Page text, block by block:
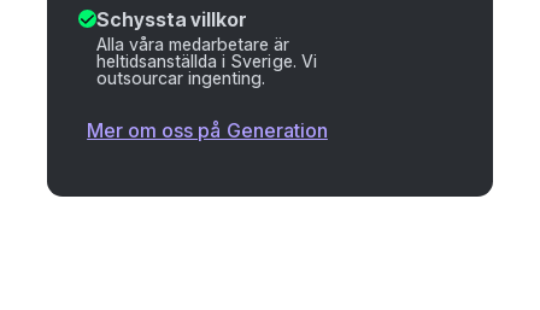
Schyssta villkor
Alla våra medarbetare är
heltidsanställda i Sverige. Vi
outsourcar ingenting.
Mer om oss på Generation